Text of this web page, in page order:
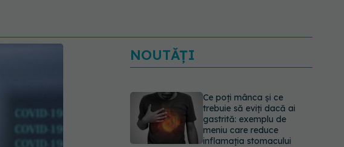
NOUTĂȚI
Ce poți mânca și ce
trebuie să eviți dacă ai
gastrită: exemplu de
meniu care reduce
inflamația stomacului